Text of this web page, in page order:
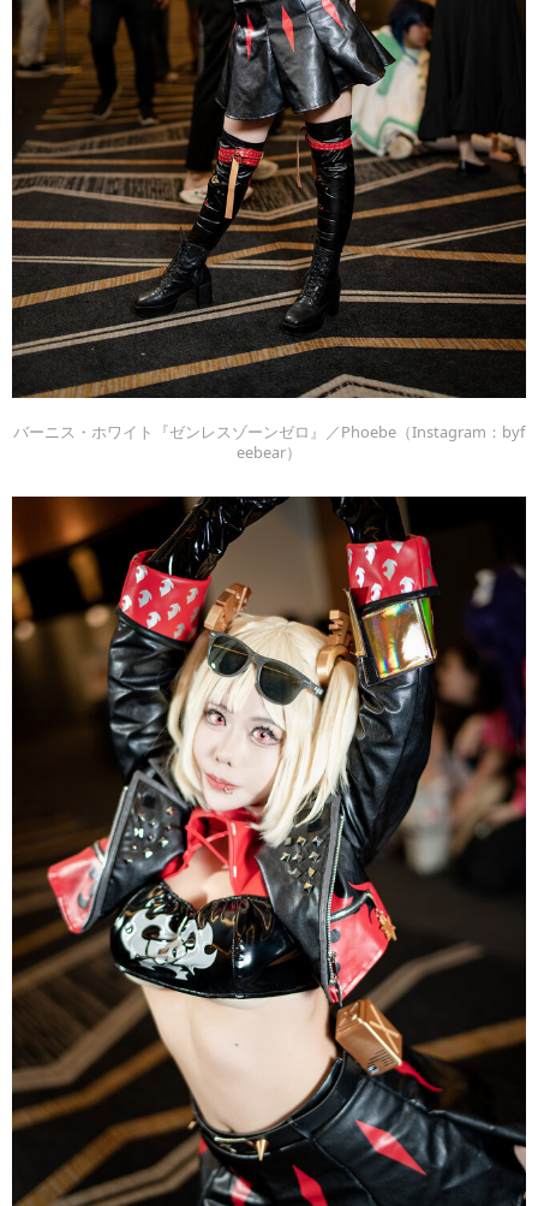
バーニス・ホワイト『ゼンレスゾーンゼロ』／Phoebe（Instagram：byf
eebear）